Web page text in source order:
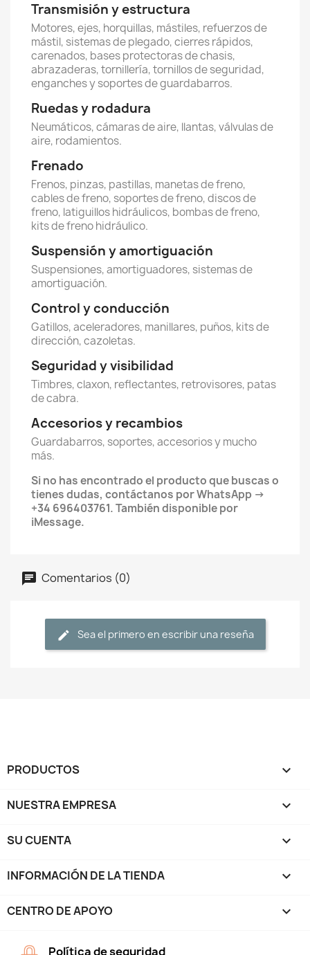
Transmisión y estructura
Motores, ejes, horquillas, mástiles, refuerzos de
mástil, sistemas de plegado, cierres rápidos,
carenados, bases protectoras de chasis,
abrazaderas, tornillería, tornillos de seguridad,
enganches y soportes de guardabarros.
Ruedas y rodadura
Neumáticos, cámaras de aire, llantas, válvulas de
aire, rodamientos.
Frenado
Frenos, pinzas, pastillas, manetas de freno,
cables de freno, soportes de freno, discos de
freno, latiguillos hidráulicos, bombas de freno,
kits de freno hidráulico.
Suspensión y amortiguación
Suspensiones, amortiguadores, sistemas de
amortiguación.
Control y conducción
Gatillos, aceleradores, manillares, puños, kits de
dirección, cazoletas.
Seguridad y visibilidad
Timbres, claxon, reflectantes, retrovisores, patas
de cabra.
Accesorios y recambios
Guardabarros, soportes, accesorios y mucho
más.
Si no has encontrado el producto que buscas o
tienes dudas, contáctanos por WhatsApp ->
+34 696403761. También disponible por
iMessage.
Comentarios (0)
Sea el primero en escribir una reseña
PRODUCTOS 
NUESTRA EMPRESA 
SU CUENTA 
INFORMACIÓN DE LA TIENDA keyboard_arrow_down
CENTRO DE APOYO 
Política de seguridad